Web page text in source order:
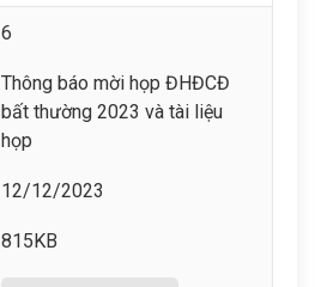
6
Thông báo mời họp ĐHĐCĐ
bất thường 2023 và tài liệu
họp
12/12/2023
815KB